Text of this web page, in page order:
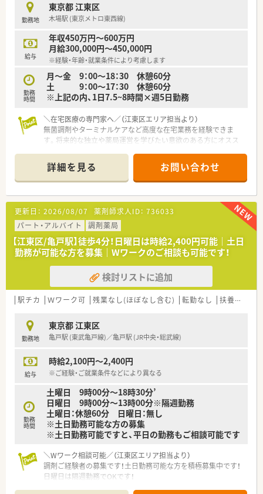
【勤務実態について】
■完全週休2日制で年間休日は120日以上あり、仕事と私生活の
調和が図れます。
■週40時間より短いシフトを組む工夫により、残業はほとんど
なく定時退社が基本です。
■本社にヘルプ専任の薬剤師が在籍しているため、希望のお休み
が取得しやすい環境です。
【こんな方にオススメ】
かり確保したい方におすすめです。
■未経験や経験の浅い方でも、充実した教育体制のもとで安心し
てキャリアをスタートしたい方。
勤務地
東京都 江東区
木場駅 (東京メトロ東西線)
給与
年収450万円～600万円
月給300,000円～450,000円
※経験・年齢・就業条件により考慮します
勤務
時間
月～金 9：00～18：30 休憩60分
土 9：00～17：30 休憩60分
※上記の内、1日7.5~8時間×週5日勤務
＼在宅医療の専門家へ／（江東区エリア担当より）
無菌調剤やターミナルケアなど高度な在宅業務を経験できま
す。将来的な独立や薬局運営を学びたい意欲のある方にオスス
＊------------------------------------------＊
【店舗情報と応需状況について】
■現在は在宅訪問をメインに担当していただく薬剤師の方を増
員募集しており、地域の医療に貢献したい方を歓迎しておりま
す。
■個人在宅を約90名、施設入居者を7名程度対応をしておりま
す。
■がん終末期の患者様、医療用麻薬、CADDポンプ、輸液等の在宅
対応も行っております、また外来も対応しております。。
【法人特徴について】
■東西線沿線を中心としてグループ店舗を複数展開しておりま
す。
■代表がMR出身という背景から教育に熱心な社風があり、将来
■頑張りや経験がしっかりと給与に反映される評価制度があり、
前年度比で3.6％の昇給実績もあります。
■病院での勤務経験を活かしながら、調剤薬局という新しいフィ
ールドで地域医療に貢献したいと考える方が多数活躍していま
■薬局運営のノウハウを実践的に学び、将来のキャリアアップや
自身の独立を目指す成長意欲の高い方が力を発揮しています。
■在宅医療の分野で専門知識を深め、患者様と直接関わりながら
質の高いサービスを提供したいと考える方が活躍している環境
です。
【こんな方にオススメ】
■年間休日が豊富に確保された環境で、仕事とプライベートのバ
ランスを保ちながら長期的に無理なく働き続けたい方に最適で
す。
詳細を見る お問い合わせ
更新日： 2026/08/07 薬剤師求人ID： 736033
パート・アルバイト
調剤薬局
【江東区/亀戸駅】徒歩4分！日曜日は時給2,400円可能｜土日
勤務が可能な方を募集｜Wワークのご相談も可能です！
検討リストに追加
駅チカ Ｗワーク可 残業なし(ほぼなし含む) 転勤なし 扶養内勤務OK
勤務地
東京都 江東区
亀戸駅 (東武亀戸線)／亀戸駅 (JR中央・総武線)
給与
時給2,100円～2,400円
※ご経験・ご就業条件などにより異なる
勤務
時間
土曜日 9時00分～18時30分’
日曜日 9時00分～13時00分※隔週勤務
土曜日：休憩60分 日曜日：無し
※土日勤務可能な方の募集
※土日勤務可能ですと、平日の勤務もご相談可能です
＼Wワーク相談可能／（江東区エリア担当より）
調剤ご経験者の募集です！土日勤務可能な方を積極募集中です！
日曜日は隔週勤務でOKです！